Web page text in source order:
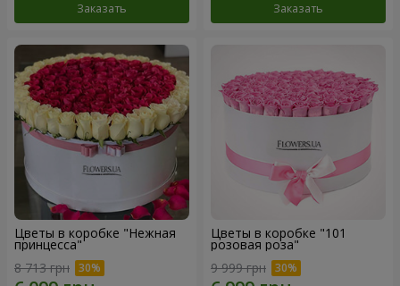
Заказать Заказать
Цветы в коробке "Нежная
принцесса"
8 713 грн
Цветы в коробке "101
розовая роза"
9 999 грн